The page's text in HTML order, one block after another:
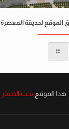
لحديقة المعصرة
هذا الموقع تحت الاختبار